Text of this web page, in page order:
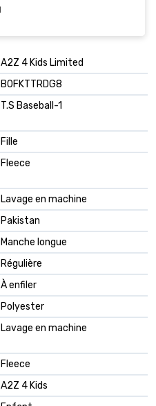
A2Z 4 Kids Limited
B0FKTTRDG8
T.S Baseball-1
Fille
Fleece
Lavage en machine
Pakistan
Manche longue
Régulière
À enfiler
Polyester
Lavage en machine
Fleece
A2Z 4 Kids